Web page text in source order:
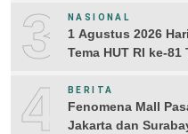
3 NASIONAL
1 Agustus 2026
Tema HUT RI ke-81
4 BERITA
Fenomena Mall
Jakarta dan